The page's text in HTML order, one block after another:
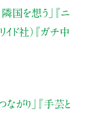
国を想う」
『ニ
ド社） 『ガチ中
がり」
『手芸と